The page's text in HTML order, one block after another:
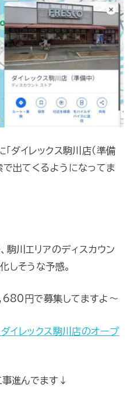
ダイレックス駒川店（準備
で出てくるようになってま
駒川エリアのディスカウン
しそうな予感。
円で募集してますよ～
イレックス駒川店のオープ
事進んでます↓